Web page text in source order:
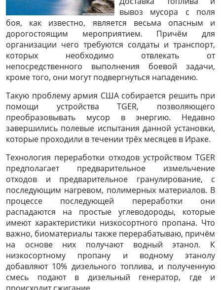
вывоз мусора с поля
боя, как известно, является весьма опасным и
дорогостоящим мероприятием. Причём для
организации чего требуются солдаты и транспорт,
которых необходимо отвлекать от
непосредственного выполнения боевой задачи,
кроме того, они могут подвергнуться нападению.
Такую проблему армия США собирается решить при
помощи устройства TGER, позволяющего
преобразовывать мусор в энергию. Недавно
завершились полевые испытания данной установки,
которые проходили в течении трёх месяцев в Ираке.
Технология переработки отходов устройством TGER
предполагает предварительное измельчение
отходов и предварительное гранулирование, с
последующим нагревом, полимерных материалов. В
процессе последующей переработки они
распадаются на простые углеводороды, которые
имеют характеристики низкосортного пропана. Что
важно, биоматериалы также перерабатываю, причём
на основе них получают водный этанол. К
низкосортному пропану и водному этанолу
добавляют 10% дизельного топлива, и полученную
смесь подают в дизельный генератор, где и